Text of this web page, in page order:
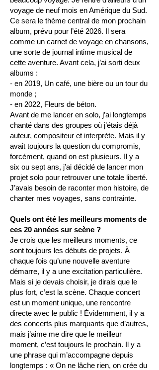
voyage de neuf mois en Amérique du Sud.
Ce sera le thème central de mon prochain
album, prévu pour l’été 2026. Il sera
comme un carnet de voyage en chansons,
une sorte de journal intime musical de
cette aventure. Avant cela, j’ai sorti deux
albums :
- en 2019, Un café, une bière ou un tour du
monde ;
- en 2022, Fleurs de béton.
Avant de me lancer en solo, j’ai longtemps
chanté dans des groupes où j’étais déjà
auteur, compositeur et interprète. Mais il y
avait toujours la question du compromis,
forcément, quand on est plusieurs. Il y a
six ou sept ans, j’ai décidé de lancer mon
projet solo pour retrouver une totale liberté.
J’avais besoin de raconter mon histoire, de
chanter mes voyages, sans contrainte.
Quels ont été les meilleurs moments de
ces 20 années sur scène ?
Je crois que les meilleurs moments, ce
sont toujours les débuts de projets. À
chaque fois qu’une nouvelle aventure
démarre, il y a une excitation particulière.
Mais si je devais choisir, je dirais que le
plus fort, c’est la scène. Chaque concert
est un moment unique, une rencontre
directe avec le public ! Évidemment, il y a
des concerts plus marquants que d’autres,
mais j’aime me dire que le meilleur
moment, c’est toujours le prochain. Il y a
une phrase qui m’accompagne depuis
longtemps : « On ne lâche rien, on crée du